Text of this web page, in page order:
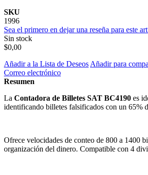
SKU
1996
Sea el primero en dejar una reseña para este
Sin stock
$0,00
Añadir a la Lista de Deseos Añadir para
Correo electrónico
Resumen
La Contadora de Billetes SAT BC4190 es
identificando billetes falsificados con un 65%
Ofrece velocidades de conteo de 800 a 1400
organización del dinero. Compatible con 4